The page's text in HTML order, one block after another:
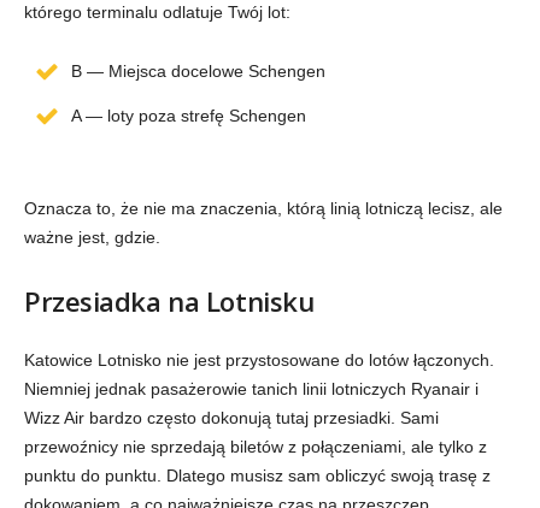
którego terminalu odlatuje Twój lot:
B — Miejsca docelowe Schengen
A — loty poza strefę Schengen
Oznacza to, że nie ma znaczenia, którą linią lotniczą lecisz, ale
ważne jest, gdzie.
Przesiadka na Lotnisku
Katowice Lotnisko nie jest przystosowane do lotów łączonych.
Niemniej jednak pasażerowie tanich linii lotniczych Ryanair i
Wizz Air bardzo często dokonują tutaj przesiadki. Sami
przewoźnicy nie sprzedają biletów z połączeniami, ale tylko z
punktu do punktu. Dlatego musisz sam obliczyć swoją trasę z